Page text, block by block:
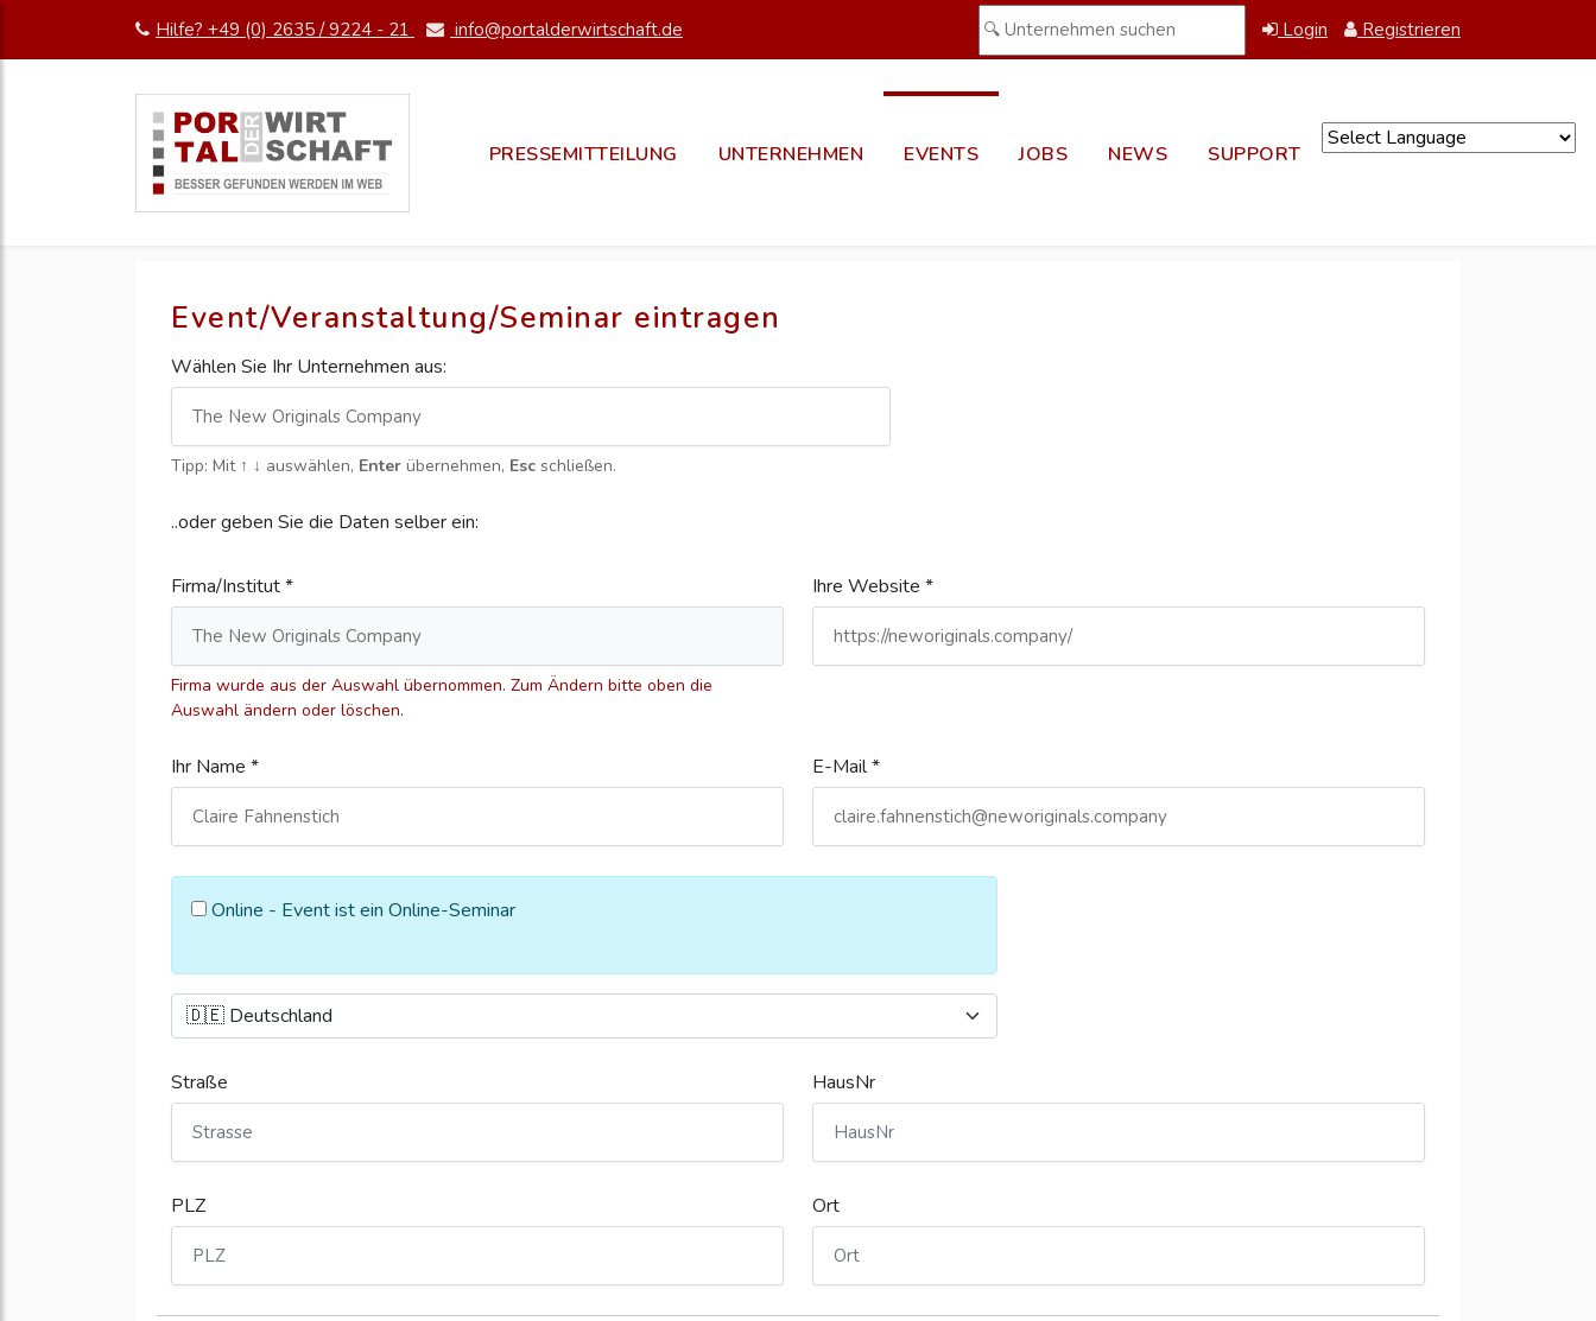
Hilfe? +49 (0) 2635 / 9224 - 21 info@portalderwirtschaft.de Login Registrieren
PRESSEMITTEILUNG UNTERNEHMEN EVENTS JOBS NEWS SUPPORT
Event/Veranstaltung/Seminar eintragen
Wählen Sie Ihr Unternehmen aus:
Tipp: Mit ↑ ↓ auswählen, Enter übernehmen, Esc schließen.
..oder geben Sie die Daten selber ein:
Firma/Institut *
Firma wurde aus der Auswahl übernommen. Zum Ändern bitte oben die
Auswahl ändern oder löschen.
Ihre Website *
Ihr Name * E-Mail *
Online - Event ist ein Online-Seminar
Straße HausNr
PLZ Ort